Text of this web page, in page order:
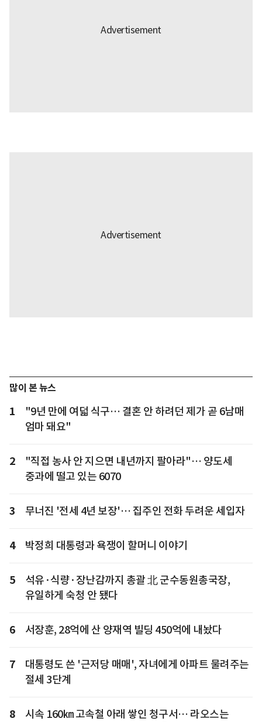
많이 본 뉴스
1
"9년 만에 여덟 식구… 결혼 안 하려던 제가 곧 6남매
엄마 돼요"
2
"직접 농사 안 지으면 내년까지 팔아라"… 양도세
중과에 떨고 있는 6070
3 무너진 '전세 4년 보장'… 집주인 전화 두려운 세입자
4 박정희 대통령과 욕쟁이 할머니 이야기
5
석유·식량·장난감까지 총괄 北 군수동원총국장,
유일하게 숙청 안 됐다
6 서장훈, 28억에 산 양재역 빌딩 450억에 내놨다
7
대통령도 쓴 '근저당 매매', 자녀에게 아파트 물려주는
절세 3단계
8
시속 160㎞ 고속철 아래 쌓인 청구서… 라오스는